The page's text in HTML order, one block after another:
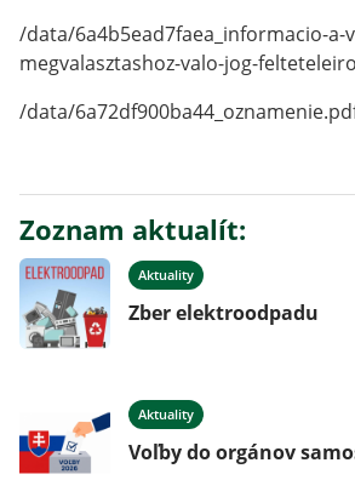
/data/6a4b5ead7faea_informacio-a-
megvalasztashoz-valo-jog-
/data/
Zoznam aktualít:
Aktuality
Zber elektroodpadu
Aktuality
Voľby do orgánov